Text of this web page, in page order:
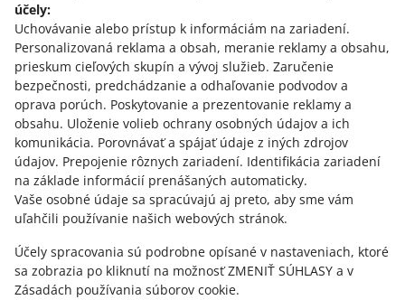
účely:
Uchovávanie alebo prístup k informáciám na zariadení.
Personalizovaná reklama a obsah, meranie reklamy a obsahu,
prieskum cieľových skupín a vývoj služieb. Zaručenie
bezpečnosti, predchádzanie a odhaľovanie podvodov a
oprava porúch. Poskytovanie a prezentovanie reklamy a
obsahu. Uloženie volieb ochrany osobných údajov a ich
komunikácia. Porovnávať a spájať údaje z iných zdrojov
údajov. Prepojenie rôznych zariadení. Identifikácia zariadení
na základe informácií prenášaných automaticky.
Vaše osobné údaje sa spracúvajú aj preto, aby sme vám
uľahčili používanie našich webových stránok.
Účely spracovania sú podrobne opísané v nastaveniach, ktoré
sa zobrazia po kliknutí na možnosť ZMENIŤ SÚHLASY a v
Zásadách používania súborov cookie.
Allegro
Potrebujete pomoc?
Kontaktujte nás
Opýtajte sa komunity
Prejdite do Allegro Komunity